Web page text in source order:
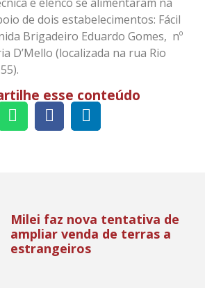
de dois estabelecimentos: Fácil
Brigadeiro Eduardo Gomes, nº
D’Mello (localizada na rua Rio
esse conteúdo
Milei faz nova tentativa de
ampliar venda de terras a
estrangeiros